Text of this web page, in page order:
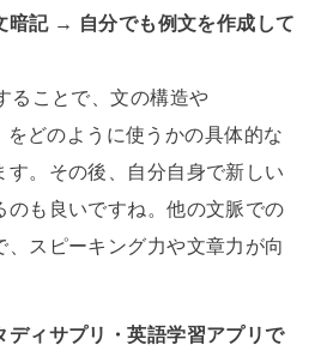
暗記 → 自分でも例文を作成して
ることで、文の構造や
をどのように使うかの具体的な
す。その後、自分自身で新しい
のも良いですね。他の文脈での
、スピーキング力や文章力が向
ディサプリ・英語学習アプリで